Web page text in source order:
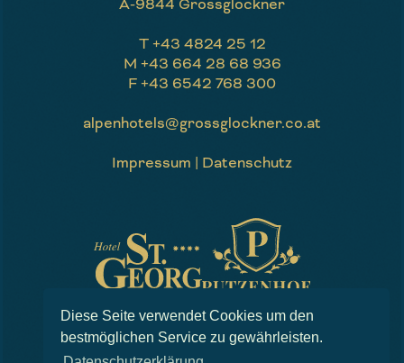
Diese Seite verwendet Cookies um den
bestmöglichen Service zu gewährleisten.
A-9844 Grossglockner
T +43 4824 25 12
M +43 664 28 68 936
F +43 6542 768 300
alpenhotels@grossglockner.co.at
Impressum | Datenschutz
Website byEPIC